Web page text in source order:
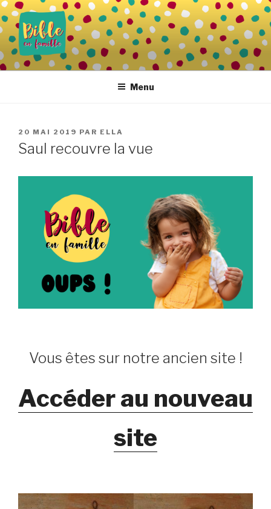
Aller
au
contenu
principal
BIBLE EN FAMILLE
Vivre la Parole de Dieu au quotidien
Menu
PUBLIÉ
LE
20 MAI 2019 PAR ELLA
Saul recouvre la vue
Vous êtes sur notre ancien site !
Accéder au nouveau
site